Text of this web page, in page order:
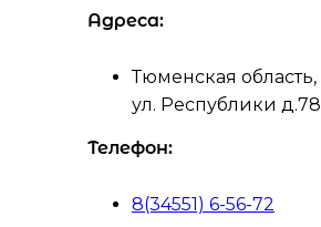
Адреса:
Тюменская
ул. Республики д.78
Телефон:
8(34551) 6-56-72